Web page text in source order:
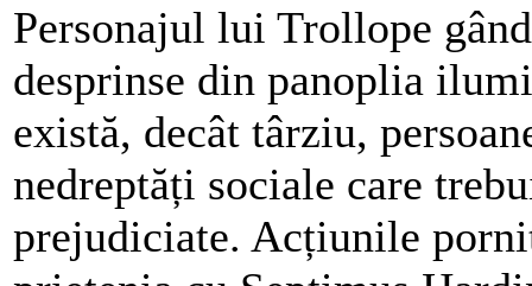
Personajul lui Trollope
desprinse din panoplia
există, decât târziu,
nedreptăți sociale care
prejudiciate. Acțiunile